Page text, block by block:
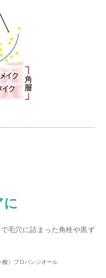
毛穴に詰まった角栓や黒ず
酸）プロパンジオール